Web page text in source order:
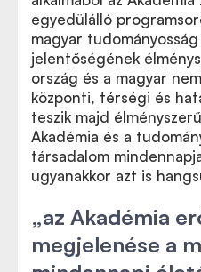
egyedülálló
magyar
jelentőségének
ország és a magyar
központi, térségi és
teszik majd
Akadémia és a
társadalom
ugyanakkor azt is
„az Akadémia
megjelenése a